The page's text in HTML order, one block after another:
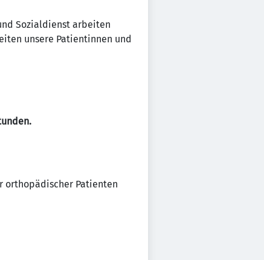
Sozialdienst arbeiten
unsere Patientinnen und
orthopädischer Patienten